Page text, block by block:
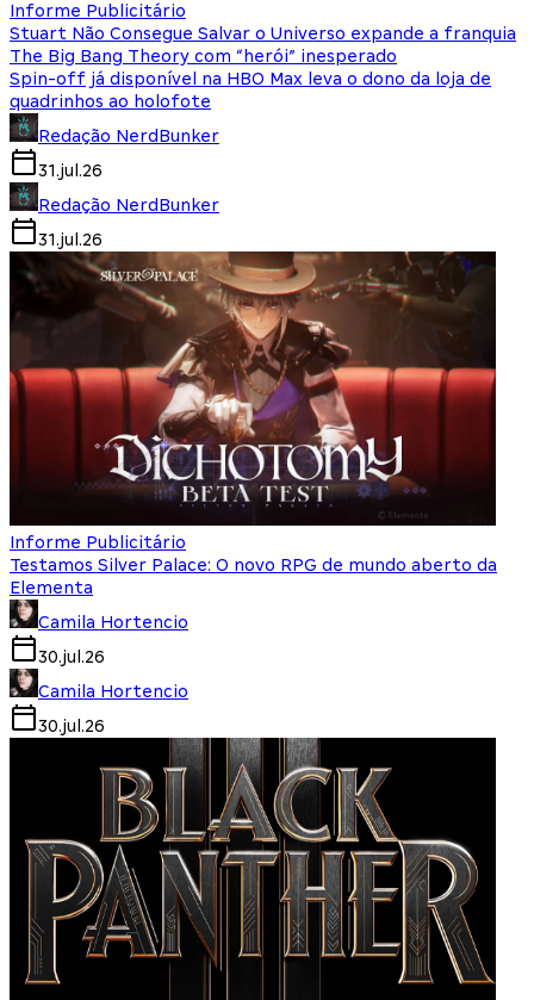
Informe Publicitário
Stuart Não Consegue Salvar o Universo expande a franquia
The Big Bang Theory com “herói” inesperado
Spin-off já disponível na HBO Max leva o dono da loja de
quadrinhos ao holofote
Redação NerdBunker
31.jul.26
Redação NerdBunker
31.jul.26
Informe Publicitário
Testamos Silver Palace: O novo RPG de mundo aberto da
Elementa
Camila Hortencio
30.jul.26
Camila Hortencio
30.jul.26